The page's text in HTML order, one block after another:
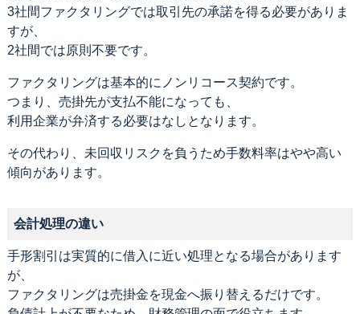
3社間ファクタリングでは取引先の承諾を得る必要がありま
すが、
2社間では原則不要です。
ファクタリングは基本的にノンリコース契約です。
つまり、売掛先が支払不能になっても、
利用企業が弁済する必要はなしとなります。
その代わり、未回収リスクを負うため手数料率はやや高い
傾向があります。
会計処理の違い
手形割引は実質的に借入に近い処理となる場合があります
が、
ファクタリングは売掛金を現金へ振り替えるだけです。